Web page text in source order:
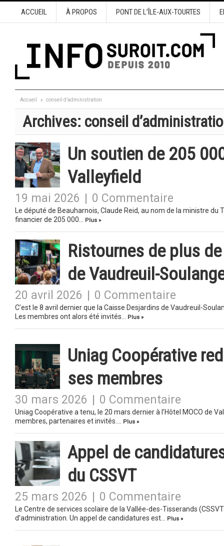
ACCUEIL À PROPOS PONT DE L’ÎLE-AUX-TOURTES
Accueil conseil d’administration
Archives: conseil
Un soutien de 205
Valleyfield
19 mai 2026 0 Commentaire
Le député de Beauharnois, Claude Reid, au nom de la ministre
financier de 205 000…
Plus »
Ristournes de plus
de Vaudreuil-
20 avril 2026 0 Commentaire
C’est le 8 avril dernier que la Caisse Desjardins de Vaudreuil-
Les membres ont alors été invités…
Plus »
Uniag Coopérative
ses membres
30 mars 2026 0 Commentaire
Uniag Coopérative a tenu, le 20 mars dernier à l’Hôtel MOCO de
membres, partenaires et invités….
Plus »
Appel de
du CSSVT
25 mars 2026 0 Commentaire
Le Centre de services scolaire de la Vallée-des-Tisserands
d’administration. Un appel de candidatures est…
Plus »